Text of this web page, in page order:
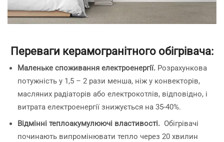
Переваги керамогранітного обігрівача:
Маленьке споживання електроенергії. Розрахункова
потужність у 1,5 – 2 рази менша, ніж у конвекторів,
масляних радіаторів або електрокотлів, відповідно, і
витрата електроенергії знижується на 35-40%.
Відмінні теплоакумулюючі властивості. Обігрівачі
починають випромінювати тепло через 20 хвилин